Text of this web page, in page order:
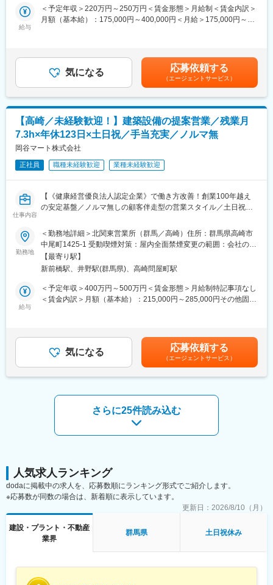
安定しています。
・土日祝休／年休125日とプライベートも◎出社するかも自由、
■同社の特徴：
1946年の創業以来、オフィスビル、庁舎、公共施設、病院、介護
施設、スーパーなど各種技術を提供しています。空調や冷凍、水
処理といったコアに、独自の省エネやIT技術をプラスした付加価
値の高いモノづくりが同社の強みです。
変更の範囲：会社の定める業務
・設計図を基に、お客様ほかとの打合せ
・品質と安全の管理、工程のマネジメント
・予算の作成と材料の発注
・電話対応
■入社後について：
■施工実績：
坂東市猿島浄水場、前橋市稲里浄水場、城里町赤沢浄水場など
■社風：
のおじさんのような面倒見の良い社風！新人教育やフォローはも
ちろん、中堅やベテラン同士で互いにサポートし合う風土で、中
■福利厚生：
・群馬１のエンジニアリング企業のため、依頼が途切れず業績が
安定しています。
勤務日数なども柔軟に相談可◎
・家族手当や住宅手当も充実！賞与も安定支給
1946年の創業以来、オフィスビル、庁舎、公共施設、病院、介護
施設、スーパーなど各種技術を提供しています。空調や冷凍、水
処理といったコアに、独自の省エネやIT技術をプラスした付加価
値の高いモノづくりが同社の強みです。
変更の範囲：会社の定める業務
給与
＜予定年収＞220万円～250万円＜賃金形態＞月給制＜賃金内訳＞
月額（基本給）：175,000円～400,000円＜月給＞175,000円～
までも目安の金額であり、選考を通じて上下する可能性がありま
す。月給(月額)は固定手当を含めた表記です。
気になる 応募依頼する
（エージェントサービス）
【高崎／未経験歓迎！】建築設備の提案営業／残業月
7.3h×年休123日×土日祝／手当充実／ノルマ無
岡谷マート株式会社
正社員 職種未経験歓迎 業種未経験歓迎
仕事内容
【《健康経営優良法人認定企業》で働き方改善！創業100年越え
の安定基盤／ノルマ無しの顧客伴走型の営業スタイル／土日祝
■業務内容
営業活動は既存顧客への定期訪問から始まります。工事計画や設
備更新などのニーズをヒアリングし、最適な商材を選定。見積作
成を行い、受注後は商品手配、納品スケジュールの管理、請求業
務まで一貫して担当します。各工程で顧客との調整や確認を重
ね、信頼関係を築くことが重要です。飛び込みや新規開拓はあり
ません。
管工機材、住宅設備機器、ビル設備機器など多品目を取り扱いま
す。具体的には空調設備、給排水設備、配管資材など、建築設備
に欠かせない製品群です。商品知識は入社後の研修やOJTで習得
【顧客】
ゼネコン、工務店、設備会社など、地域に根差した既存顧客が中
心です。長期的な取引を前提に、誠実な対応と調整力を発揮し、
信頼を積み重ねる営業スタイル。
・商品知識研修やOJTで専門性を獲得可能
・空調・給排水など建築設備分野の知識を身につけ、長期的なキ
ャリア形成が可能
■働く環境
◎健康経営優良法人認定される働きやすい環境を整えており、残
業月平均7.３時間、年間休日123日（土日祝休）となっておりま
も担ってくる分業制のため営業に集中できる環境となります。
◎年間有給休暇も入社後の勤務日数にお応じて10日～20日から支
勤務地
＜勤務地詳細＞北関東営業所（群馬／高崎）住所：群馬県高崎市
中尾町1425-1 受動喫煙対策：屋内全面禁煙変更の範囲：会社の定
める事業所
【最寄り駅】
新前橋駅、井野駅(群馬県)、高崎問屋町駅
給与
＜予定年収＞400万円～500万円＜賃金形態＞月給制特記事項なし
＜賃金内訳＞月額（基本給）：215,000円～285,000円その他固定
超過した場合は別途支給。※能力や経験に基づいて優遇します。
【モデル年収】年収400万円 ／ 27歳 経験5年年収520万円 ／ 30歳
係長職 経験8年賃金はあくまでも目安の金額であり、選考を通じ
て上下する可能性があります。月給(月額)は固定手当を含めた表記
気になる 応募依頼する
（エージェントサービス）
さらに25件読み込む
人気求人ランキング
dodaに掲載中の求人を、応募数順にランキング形式でご紹介します。
※応募数が同数の場合は、新着順に表示しています。
更新日： 2026/8/10（月）
建設・プラント・不動産
業界
群馬県 土日祝休み